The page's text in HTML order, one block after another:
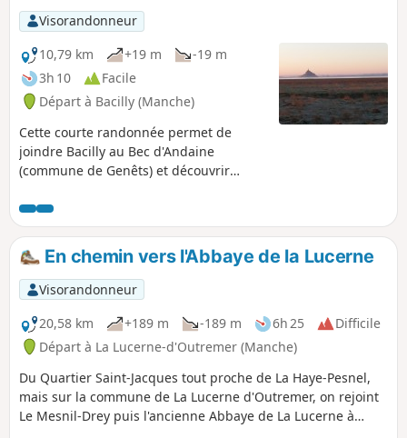
Visorandonneur
10,79 km
+19 m
-19 m
3h 10
Facile
Départ à Bacilly (Manche)
Cette courte randonnée permet de
joindre Bacilly au Bec d'Andaine
(commune de Genêts) et découvrir
Michel sur les grèves et les herbus.
L'idéal est de la pratiquer le matin au
lever du soleil sur la baie ou le soir au
coucher du soleil.
En chemin vers l'Abbaye de la Lucerne
Visorandonneur
20,58 km
+189 m -189 m 6h 25
Difficile
Départ à La Lucerne-d'Outremer (Manche)
Du Quartier Saint-Jacques tout proche de La Haye-Pesnel,
mais sur la commune de La Lucerne d'Outremer, on rejoint
Le Mesnil-Drey puis l'ancienne Abbaye de La Lucerne à